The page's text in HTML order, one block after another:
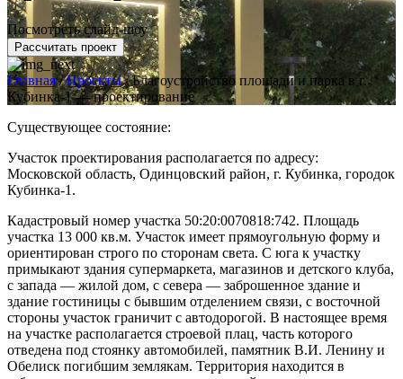
Посмотреть слайд-шоу
Рассчитать проект
Главная /Проекты /Благоустройство площади и парка в г.
Кубинка-1 — проектирование
Существующее состояние:
Участок проектирования располагается по адресу:
Московской область, Одинцовский район, г. Кубинка, городок
Кубинка-1.
Кадастровый номер участка 50:20:0070818:742. Площадь
участка 13 000 кв.м. Участок имеет прямоугольную форму и
ориентирован строго по сторонам света. С юга к участку
примыкают здания супермаркета, магазинов и детского клуба,
с запада — жилой дом, с севера — заброшенное здание и
здание гостиницы с бывшим отделением связи, с восточной
стороны участок граничит с автодорогой. В настоящее время
на участке располагается строевой плац, часть которого
отведена под стоянку автомобилей, памятник В.И. Ленину и
Обелиск погибшим землякам. Территория находится в